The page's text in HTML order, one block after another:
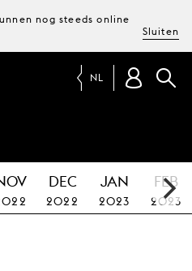
nog steeds online
Sluiten
NL
DEC
2022
JAN
2023
FEB
2023